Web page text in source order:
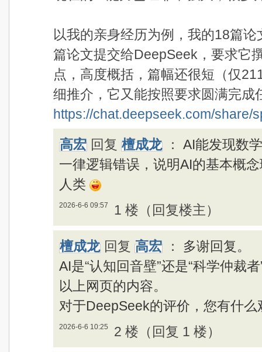
以我的亲身经历为例，我的18篇
篇论文提交给DeepSeek，要求它
点，高度概括，篇幅还很短（仅
细推介，它又能按照要求圆满完成
https://chat.deepseek.com/share/
高宏 回复 檀成龙 ： AI能发现数
一律逻辑错误，说明AI的基本概
人类
2026-6-6 09:57 1 楼（回复楼主）
檀成龙 回复 高宏 ： 多谢回复。
AI是“认知回音壁”还是“科学仲裁
以上网页的内容。
对于DeepSeek的评价，您有什么
2026-6-6 10:25 2 楼（回复 1 楼）